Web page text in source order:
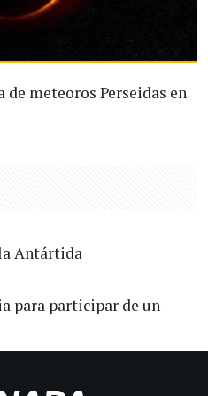
meteoros Perseidas en
Antártida
para participar de un